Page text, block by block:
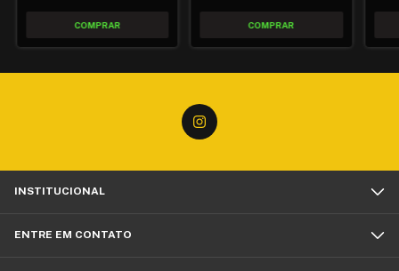
INSTITUCIONAL
ENTRE EM CONTATO